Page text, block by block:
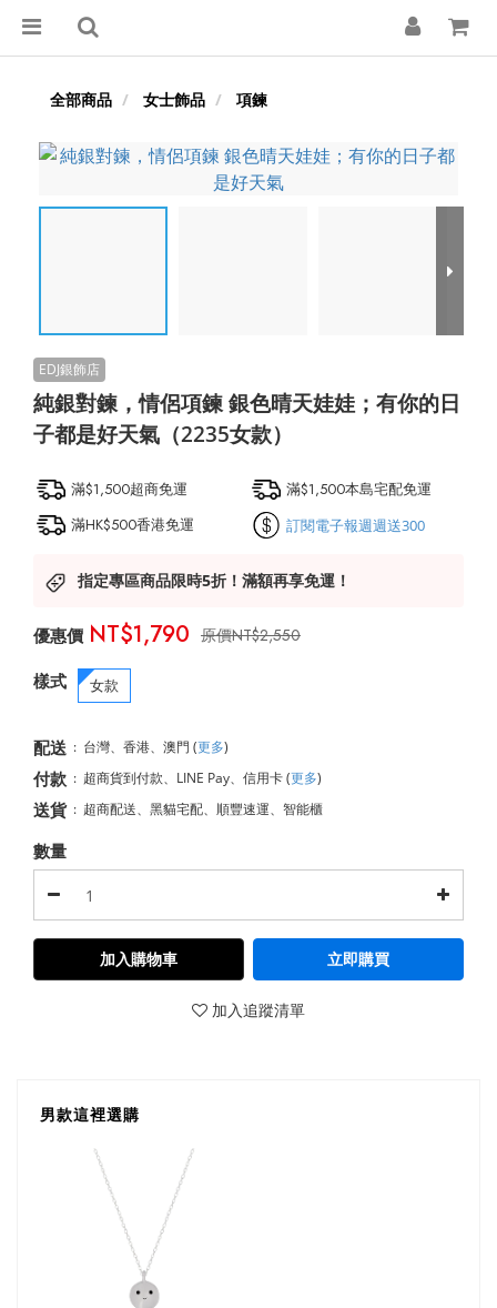
全部商品 女士飾品 項鍊
純銀對鍊，情侶項鍊 銀色晴天娃娃；有你的日
子都是好天氣（2235女款）
滿$1,500超商免運
滿$1,500本島宅配免運
滿HK$500香港免運
訂閱電子報週週送300
指定專區商品限時5折！滿額再享免運！
NT$2,550
NT$1,790
樣式 女款
配送 : 台灣、香港、澳門 (更多)
付款 : 超商貨到付款、LINE Pay、信用卡(更多)
送貨 : 超商配送、黑貓宅配、順豐速運、智能櫃
數量
加入購物車 立即購買
加入追蹤清單
男款這裡選購